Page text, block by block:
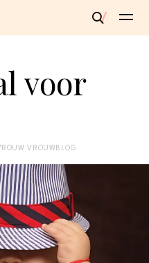
voor
VROUWBLOG